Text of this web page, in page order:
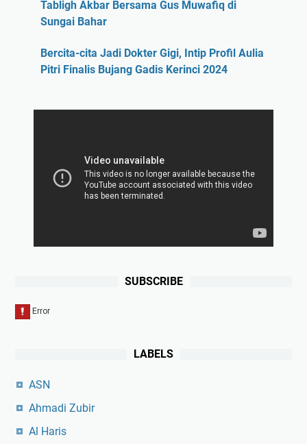
Tabligh Akbar Bersama Gus Muwafiq di
Sungai Bahar
Bercita-cita Jadi Dokter Gigi, Intip Profil Aulia
Pitri Finalis Bujang Gadis Kerinci 2024
SUBSCRIBE
LABELS
ASN
Ahmadi Zubir
Al Haris